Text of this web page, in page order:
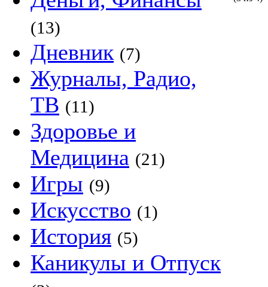
(13)
Дневник (7)
Журналы, Радио,
ТВ (11)
Здоровье и
Медицина (21)
Игры (9)
Искусство (1)
История (5)
Каникулы и Отпуск